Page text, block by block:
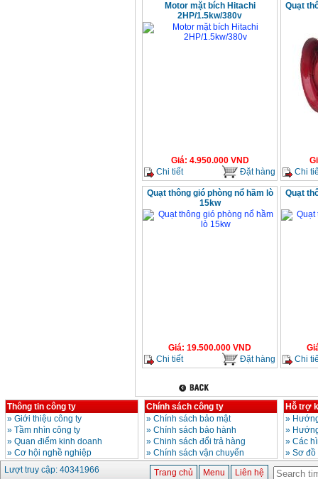
Motor mặt bích Hitachi
2HP/1.5kw/380v
Giá: 4.950.000VND
Chi tiết
Đặt hàng
Quạt
Chi
Quạt thông gió phòng nổ hầm lò
15kw
Giá: 19.500.000 VND
Chi tiết
Đặt hàng
Quạt
Chi
Thông tin công ty
» Giới thiệu công ty
» Tầm nhìn công ty
» Quan điểm kinh doanh
» Cơ hội nghề nghiệp
Chính sách công ty
» Chính sách bảo mật
» Chính sách bảo hành
» Chinh sách đổi trả hàng
» Chính sách vận chuyển
Hỗ trợ
»
»
» Các
» Sơ
Lượt truy cập: 40341966
Trang chủ Menu Liên hệ